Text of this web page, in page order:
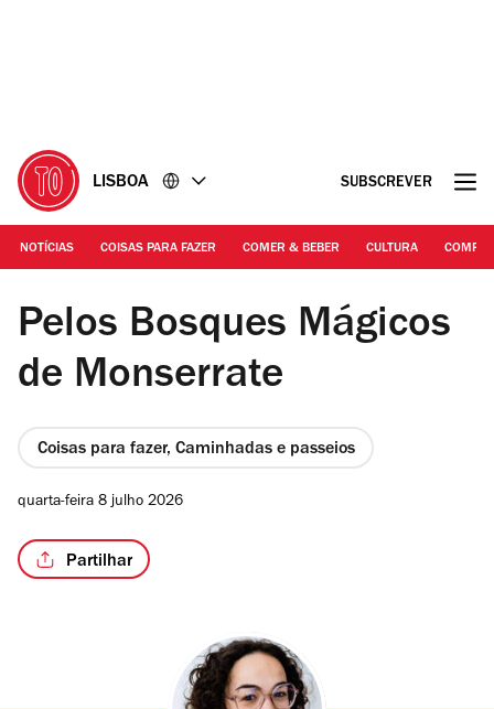
LISBOA SUBSCREVER
NOTÍCIAS COISAS PARA FAZER COMER & BEBER CULTURA
© Luís Duarte/PSML | Parque de Monserrate
Pelos Bosques Mágicos
de Monserrate
Coisas para fazer, Caminhadas e passeios
quarta-feira 8 julho 2026
Partilhar